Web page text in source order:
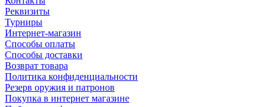
Реквизиты
Турниры
Интернет-магазин
Способы оплаты
Способы доставки
Возврат товара
Политика конфиденциальности
Резерв оружия и патронов
Покупка в интернет магазине